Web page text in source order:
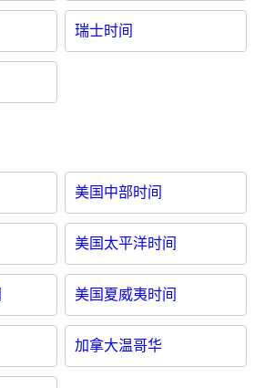
瑞士时间
美国中部时间
美国太平洋时间
美国夏威夷时间
加拿大温哥华